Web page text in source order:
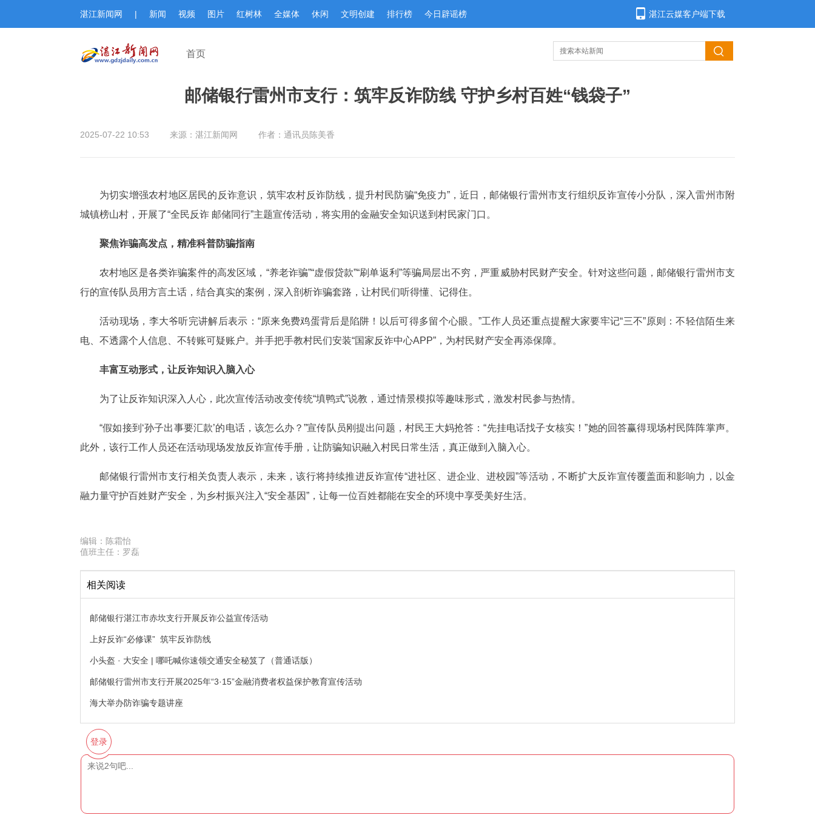
湛江新闻网 | 新闻 视频 图片 红树林 全媒体 休闲 文明创建 排行榜 今日辟谣榜 湛江云媒客户端下载
首页
邮储银行雷州市支行：筑牢反诈防线 守护乡村百姓“钱袋子”
2025-07-22 10:53 来源：湛江新闻网 作者：通讯员陈美香
为切实增强农村地区居民的反诈意识，筑牢农村反诈防线，提升村民防骗“免疫力”，近日，邮储银行雷州市支行组织反诈宣传小分队，深入雷州市附
城镇榜山村，开展了“全民反诈 邮储同行”主题宣传活动，将实用的金融安全知识送到村民家门口。
聚焦诈骗高发点，精准科普防骗指南
农村地区是各类诈骗案件的高发区域，“养老诈骗”“虚假贷款”“刷单返利”等骗局层出不穷，严重威胁村民财产安全。针对这些问题，邮储银行雷州市支
行的宣传队员用方言土话，结合真实的案例，深入剖析诈骗套路，让村民们听得懂、记得住。
活动现场，李大爷听完讲解后表示：“原来免费鸡蛋背后是陷阱！以后可得多留个心眼。”工作人员还重点提醒大家要牢记“三不”原则：不轻信陌生来
电、不透露个人信息、不转账可疑账户。并手把手教村民们安装“国家反诈中心APP”，为村民财产安全再添保障。
丰富互动形式，让反诈知识入脑入心
为了让反诈知识深入人心，此次宣传活动改变传统“填鸭式”说教，通过情景模拟等趣味形式，激发村民参与热情。
“假如接到‘孙子出事要汇款’的电话，该怎么办？”宣传队员刚提出问题，村民王大妈抢答：“先挂电话找子女核实！”她的回答赢得现场村民阵阵掌声。
此外，该行工作人员还在活动现场发放反诈宣传手册，让防骗知识融入村民日常生活，真正做到入脑入心。
邮储银行雷州市支行相关负责人表示，未来，该行将持续推进反诈宣传“进社区、进企业、进校园”等活动，不断扩大反诈宣传覆盖面和影响力，以金
融力量守护百姓财产安全，为乡村振兴注入“安全基因”，让每一位百姓都能在安全的环境中享受美好生活。
编辑： 陈霜怡
值班主任： 罗磊
相关阅读
邮储银行湛江市赤坎支行开展反诈公益宣传活动
上好反诈“必修课” 筑牢反诈防线
小头盔 · 大安全 | 哪吒喊你速领交通安全秘笈了（普通话版）
邮储银行雷州市支行开展2025年“3·15”金融消费者权益保护教育宣传活动
海大举办防诈骗专题讲座
登录